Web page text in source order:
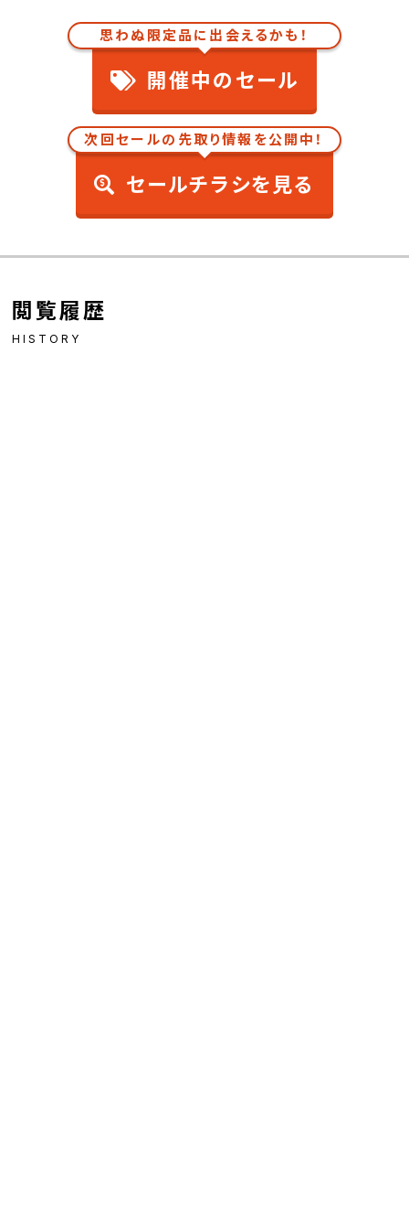
思わぬ限定品に出会えるかも！
開催中のセール
次回セールの先取り情報を公開中！
セールチラシを見る
閲覧履歴
HISTORY